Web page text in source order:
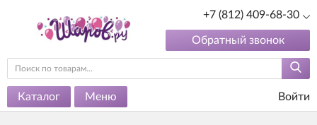
+7 (812) 409-68-30
Обратный звонок
Каталог Меню Войти